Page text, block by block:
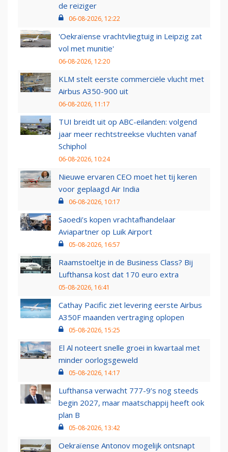
de reiziger
06-08-2026, 12:22
'Oekraïense vrachtvliegtuig in Leipzig zat
vol met munitie'
06-08-2026, 12:20
KLM stelt eerste commerciële vlucht met
Airbus A350-900 uit
06-08-2026, 11:17
TUI breidt uit op ABC-eilanden: volgend
jaar meer rechtstreekse vluchten vanaf
Schiphol
06-08-2026, 10:24
Nieuwe ervaren CEO moet het tij keren
voor geplaagd Air India
06-08-2026, 10:17
Saoedi’s kopen vrachtafhandelaar
Aviapartner op Luik Airport
05-08-2026, 16:57
Raamstoeltje in de Business Class? Bij
Lufthansa kost dat 170 euro extra
05-08-2026, 16:41
Cathay Pacific ziet levering eerste Airbus
A350F maanden vertraging oplopen
05-08-2026, 15:25
El Al noteert snelle groei in kwartaal met
minder oorlogsgeweld
05-08-2026, 14:17
Lufthansa verwacht 777-9’s nog steeds
begin 2027, maar maatschappij heeft ook
plan B
05-08-2026, 13:42
Oekraïense Antonov mogelijk ontsnapt